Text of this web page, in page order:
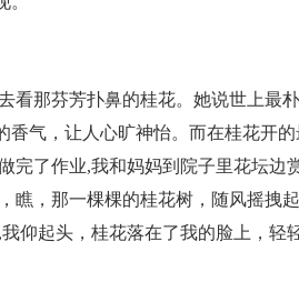
看那芬芳扑鼻的桂花。她说世上最
气，让人心旷神怡。而在桂花开
完了作业,我和妈妈到院子里花坛边
，那一棵棵的桂花树，随风摇拽起
仰起头，桂花落在了我的脸上，轻